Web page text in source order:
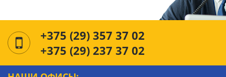
+375 (29) 357 37 02
+375 (29) 237 37 02